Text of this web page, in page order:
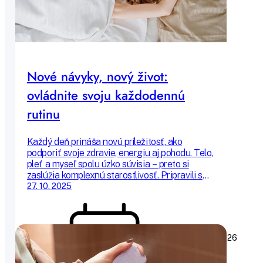
11. 05. 2026
Nové návyky, nový život:
ovládnite svoju každodennú
rutinu
Každý deň prináša novú príležitosť, ako
podporiť svoje zdravie, energiu aj pohodu. Telo,
pleť a myseľ spolu úzko súvisia – preto si
zaslúžia komplexnú starostlivosť. Pripravili sme
pre vás praktické tipy, ako vylepšiť svoju rannú
vyváženého jedálnička cez kvalitný spánok až
po pohyb a mindfulness techniky, ktoré vám
pomôžu začať každý deň s ľahkosťou a
pokojom.
27. 10. 2025